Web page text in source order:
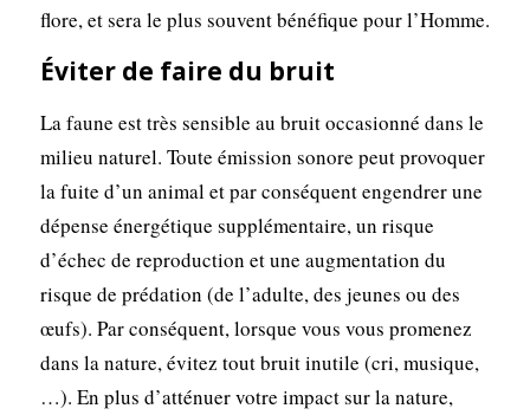
flore, et sera le plus souvent bénéfique pour l’Homme.
Éviter de faire du bruit
La faune est très sensible au bruit occasionné dans le
milieu naturel. Toute émission sonore peut provoquer
la fuite d’un animal et par conséquent engendrer une
dépense énergétique supplémentaire, un risque
d’échec de reproduction et une augmentation du
risque de prédation (de l’adulte, des jeunes ou des
œufs). Par conséquent, lorsque vous vous promenez
dans la nature, évitez tout bruit inutile (cri, musique,
…). En plus d’atténuer votre impact sur la nature,